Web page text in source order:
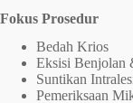
Fokus Prosedur
Bedah Krios
Eksisi Benjolan
Suntikan
Pemeriksaan